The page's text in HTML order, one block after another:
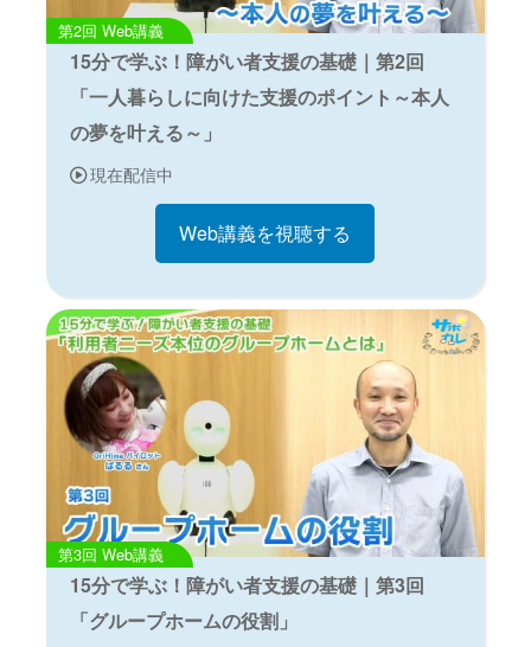
Web講義
15分で学ぶ！障がい者支援の基礎｜第2回
「一人暮らしに向けた支援のポイント～本人
の夢を叶える～」
現在配信中
Web講義を視聴する
Web講義
15分で学ぶ！障がい者支援の基礎｜第3回
「グループホームの役割」